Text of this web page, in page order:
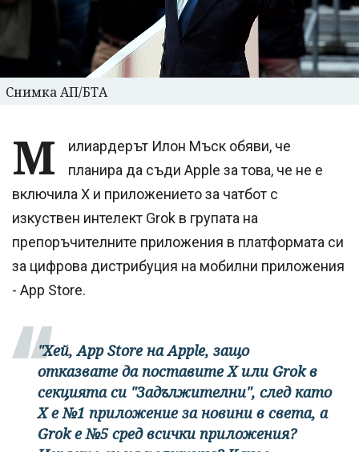
Снимка АП/БТА
М
илиардерът Илон Мъск обяви, че
планира да съди Apple за това, че не е
включила X и приложението за чатбот с
изкуствен интелект Grok в групата на
препоръчителните приложения в платформата си
за цифрова дистрибуция на мобилни приложения
- App Store.
"Хей, App Store на Apple, защо
отказвате да поставите X или Grok в
секцията си "Задължителни", след като
X е №1 приложение за новини в света, а
Grok е №5 сред всички приложения?